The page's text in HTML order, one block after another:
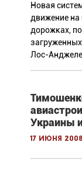
Новая
движение на
дорожках,
Лос-
Украины
17 июня 2008